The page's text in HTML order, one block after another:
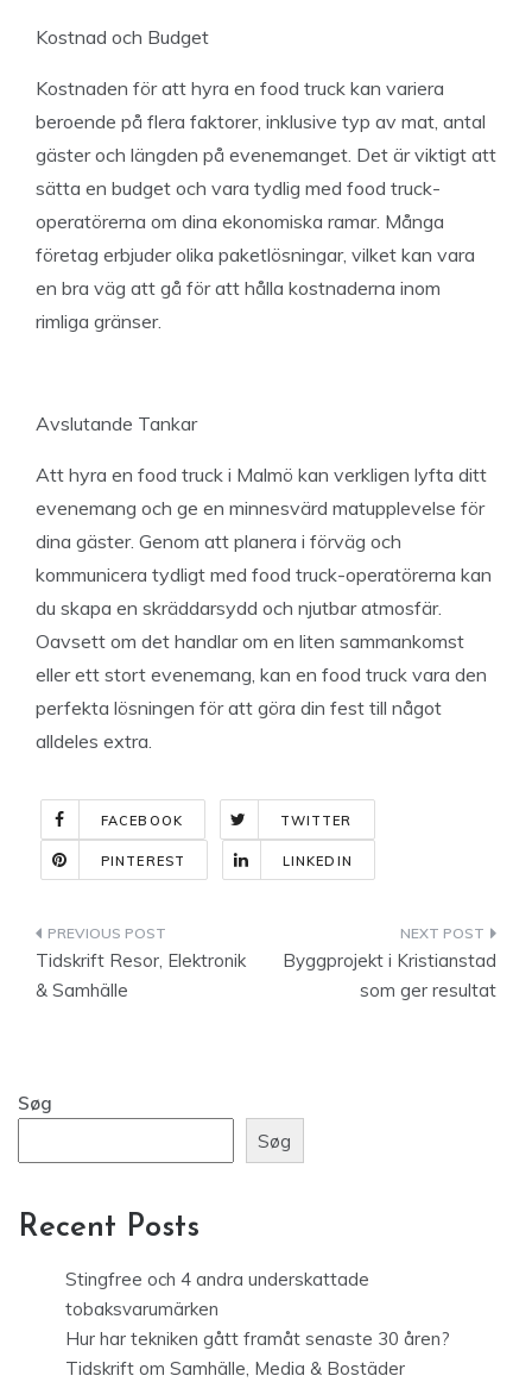
Kostnad och Budget
Kostnaden för att hyra en food truck kan variera
beroende på flera faktorer, inklusive typ av mat, antal
gäster och längden på evenemanget. Det är viktigt att
sätta en budget och vara tydlig med food truck-
operatörerna om dina ekonomiska ramar. Många
företag erbjuder olika paketlösningar, vilket kan vara
en bra väg att gå för att hålla kostnaderna inom
rimliga gränser.
Avslutande Tankar
Att hyra en food truck i Malmö kan verkligen lyfta ditt
evenemang och ge en minnesvärd matupplevelse för
dina gäster. Genom att planera i förväg och
kommunicera tydligt med food truck-operatörerna kan
du skapa en skräddarsydd och njutbar atmosfär.
Oavsett om det handlar om en liten sammankomst
eller ett stort evenemang, kan en food truck vara den
perfekta lösningen för att göra din fest till något
alldeles extra.
FACEBOOK TWITTER
PINTEREST LINKEDIN
Indlægsnavigation
Tidskrift Resor, Elektronik
& Samhälle
Byggprojekt i Kristianstad
som ger resultat
Søg
Søg
Recent Posts
Stingfree och 4 andra underskattade
tobaksvarumärken
Hur har tekniken gått framåt senaste 30 åren?
Tidskrift om Samhälle, Media & Bostäder